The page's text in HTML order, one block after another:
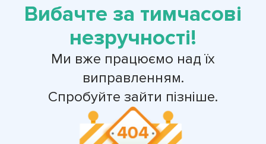
Вибачте за тимчасові
незручності!
Ми вже працюємо над їх
виправленням.
Спробуйте зайти пізніше.